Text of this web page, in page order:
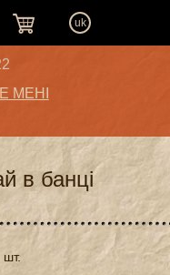
uk
МЕНІ
в банці
шт.